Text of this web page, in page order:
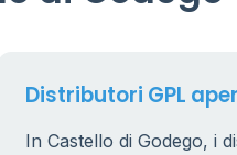
20
10Distributori GPL
In Castello di Godego, i